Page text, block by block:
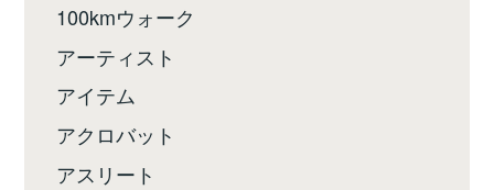
100kmウォーク
アーティスト
アイテム
アクロバット
アスリート